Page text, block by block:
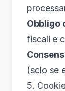
Obbligo
fiscali e
(solo se
5.